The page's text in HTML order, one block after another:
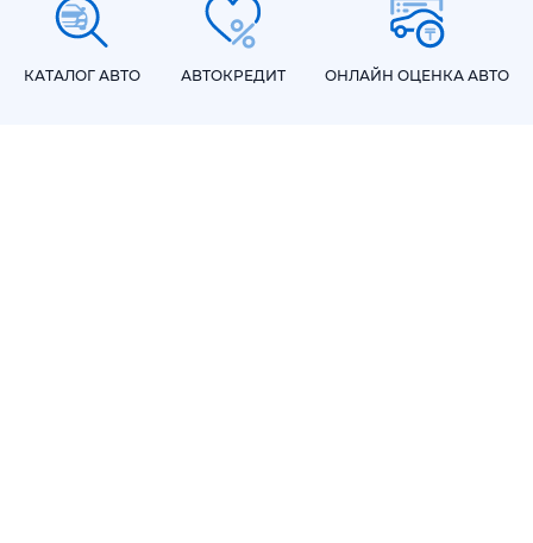
КАТАЛОГ АВТО АВТОКРЕДИТ ОНЛАЙН ОЦЕНКА АВТО